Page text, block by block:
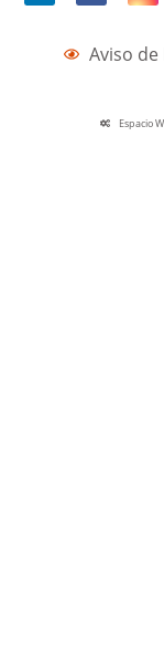
Aviso
Espacio